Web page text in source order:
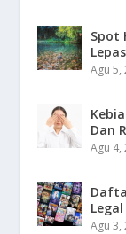
Spot
Agu 5,
Dan
Agu 4,
Agu 3,